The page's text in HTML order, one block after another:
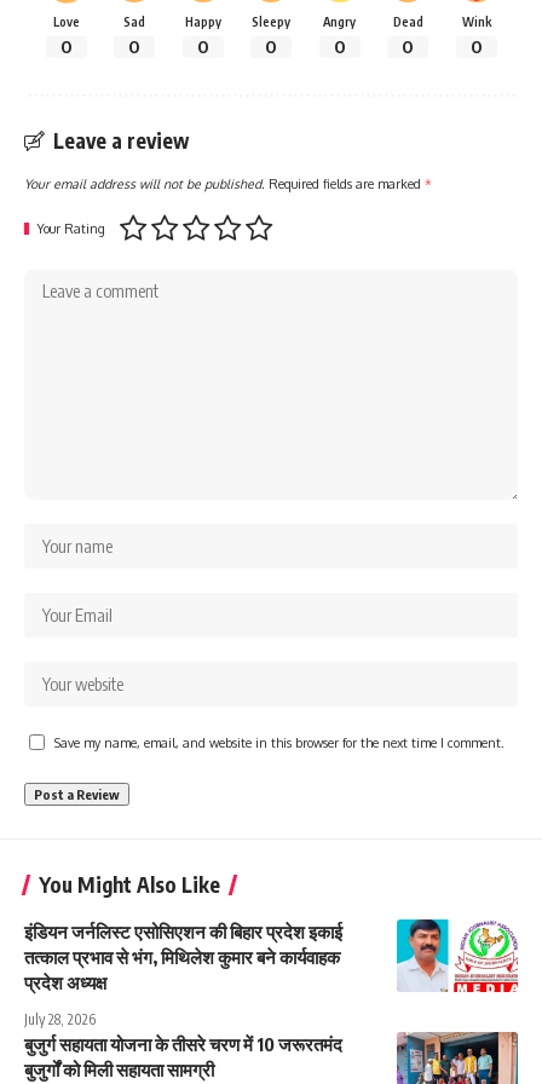
Love
0
Sad
0
Happy
0
Sleepy
0
Angry
0
Dead
0
Wink
0
Leave a review
Your email address will not be published. Required fields are marked *
Your Rating
Save my name, email, and website in this browser for the next time I comment.
You Might Also Like
इंडियन जर्नलिस्ट एसोसिएशन की बिहार प्रदेश इकाई
तत्काल प्रभाव से भंग, मिथिलेश कुमार बने कार्यवाहक
प्रदेश अध्यक्ष
July 28, 2026
बुजुर्ग सहायता योजना के तीसरे चरण में 10 जरूरतमंद
बुजुर्गों को मिली सहायता सामग्री